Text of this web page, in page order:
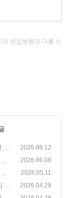
편집방향과 다를 수
2026.06.12
2026.06.08
2026.05.11
2026.04.28